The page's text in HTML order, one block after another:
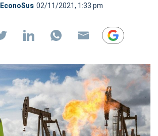
EconoSus 02/11/2021, 1:33 pm